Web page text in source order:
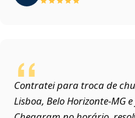
Contratei para troca de
Lisboa, Belo Horizonte‑MG